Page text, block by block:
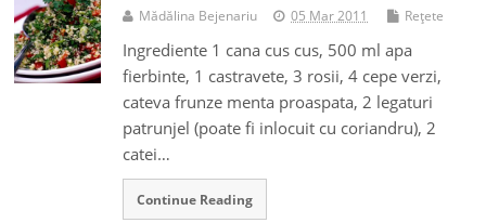
Mădălina Bejenariu 05 Mar 2011 Reţete
Ingrediente 1 cana cus cus, 500 ml apa
fierbinte, 1 castravete, 3 rosii, 4 cepe verzi,
cateva frunze menta proaspata, 2 legaturi
patrunjel (poate fi inlocuit cu coriandru), 2
catei…
Continue Reading